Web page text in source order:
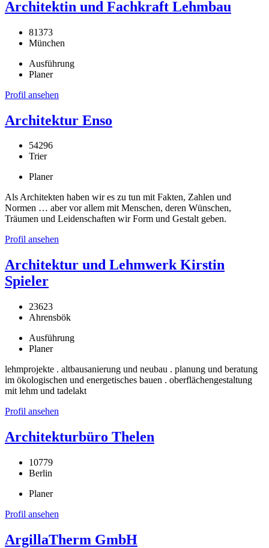
Architektin und Fachkraft Lehmbau
81373
München
Ausführung
Planer
Profil ansehen
Architektur Enso
54296
Trier
Planer
Als Architekten haben wir es zu tun mit Fakten, Zahlen und
Normen … aber vor allem mit Menschen, deren Wünschen,
Träumen und Leidenschaften wir Form und Gestalt geben.
Profil ansehen
Architektur und Lehmwerk Kirstin
Spieler
23623
Ahrensbök
Ausführung
Planer
lehmprojekte . altbausanierung und neubau . planung und beratung
im ökologischen und energetisches bauen . oberflächengestaltung
mit lehm und tadelakt
Profil ansehen
Architekturbüro Thelen
10779
Berlin
Planer
Profil ansehen
ArgillaTherm GmbH